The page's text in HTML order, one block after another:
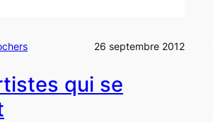
26 septembre 2012
qui se